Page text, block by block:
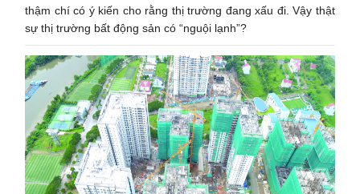
thậm chí có ý kiến cho rằng thị trường đang xấu đi. Vậy thật
sự thị trường bất động sản có “nguội lạnh”?